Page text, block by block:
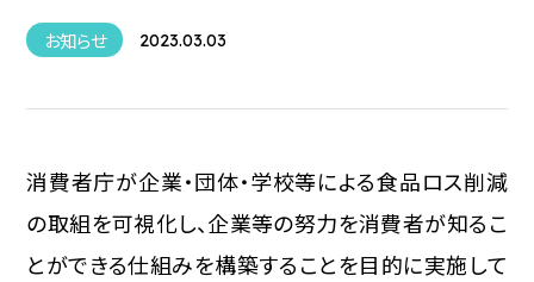
お知らせ 2023.03.03
消費者庁が企業・団体・学校等による食品ロス削減
の取組を可視化し、企業等の努力を消費者が知るこ
とができる仕組みを構築することを目的に実施して